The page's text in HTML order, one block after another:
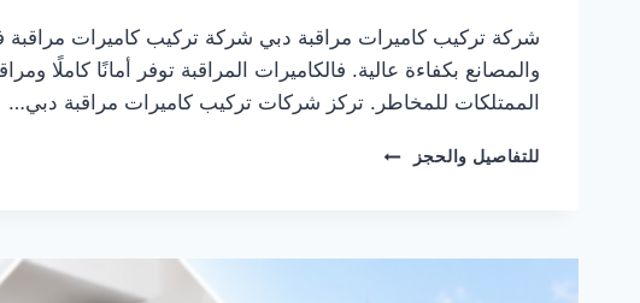
شركة تركيب كاميرات مراقبة دبي شركة تركيب كاميرات مراقبة في دبي
والمصانع بكفاءة عالية. فالكاميرات المراقبة توفر أمانًا
الممتلكات للمخاطر. تركز شركات تركيب كاميرات مراقبة دبي…
للتفاصيل والحجز
شركة